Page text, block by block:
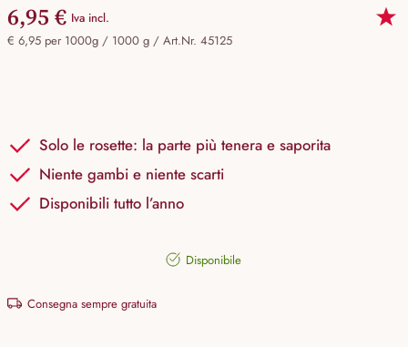
6,95 € Iva incl.
€ 6,95 per 1000g / 1000 g / Art.Nr. 45125
Solo le rosette: la parte più tenera e saporita
Niente gambi e niente scarti
Disponibili tutto l’anno
Disponibile
Consegna sempre gratuita